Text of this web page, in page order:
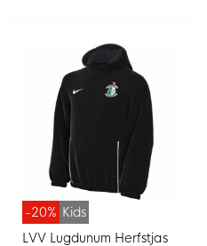
-20% Kids
LVV Lugdunum Herfstjas